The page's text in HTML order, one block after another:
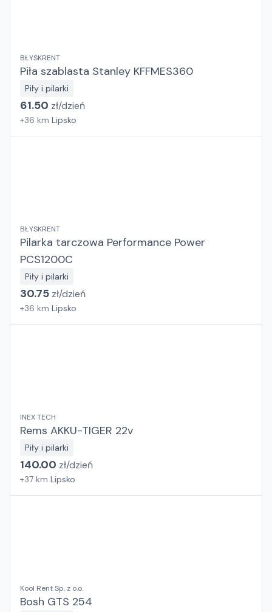
BŁYSKRENT
Piła szablasta Stanley KFFMES360
Piły i pilarki
61.50 zł/dzień
+36 km Lipsko
BŁYSKRENT
Pilarka tarczowa Performance Power
PCS1200C
Piły i pilarki
30.75 zł/dzień
+36 km Lipsko
INEX TECH
Rems AKKU-TIGER 22v
Piły i pilarki
140.00 zł/dzień
+37 km Lipsko
Kool Rent Sp. z o.o.
Bosh GTS 254